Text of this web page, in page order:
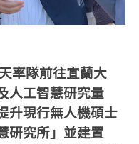
率隊前往宜蘭大
人工智慧研究量
升現行無人機碩士
研究所」並建置